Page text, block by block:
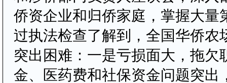
侨资企业和归侨家庭，掌握大量
过执法检查了解到，全国华侨农
突出困难：一是亏损面大，拖欠
金、医药费和社保资金问题突出